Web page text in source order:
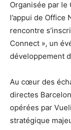
Organisée par le
l’appui de Office
rencontre
Connect », un
développement
Au cœur des
directes
opérées par
stratégique